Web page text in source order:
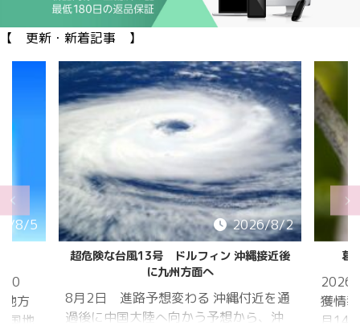
【 更新・新着記事 】
8/5
20
方
国地
2026/8/2
超危険な台風13号 ドルフィン 沖縄接近後
に九州方面へ
8月2日 進路予想変わる 沖縄付近を通
過後に中国大陸へ向かう予想から、沖
葛
2026
獲情
月14